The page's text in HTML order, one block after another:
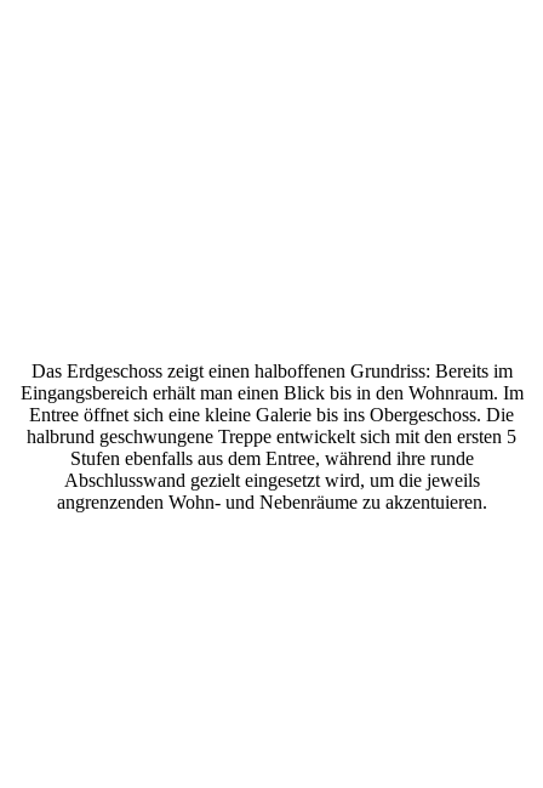
Das Erdgeschoss zeigt einen halboffenen Grundriss: Bereits im
Eingangsbereich erhält man einen Blick bis in den Wohnraum. Im
Entree öffnet sich eine kleine Galerie bis ins Obergeschoss. Die
halbrund geschwungene Treppe entwickelt sich mit den ersten 5
Stufen ebenfalls aus dem Entree, während ihre runde
Abschlusswand gezielt eingesetzt wird, um die jeweils
angrenzenden Wohn- und Nebenräume zu akzentuieren.